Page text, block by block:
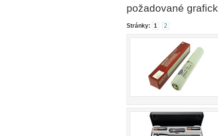
požadované
Stránky: 1 2